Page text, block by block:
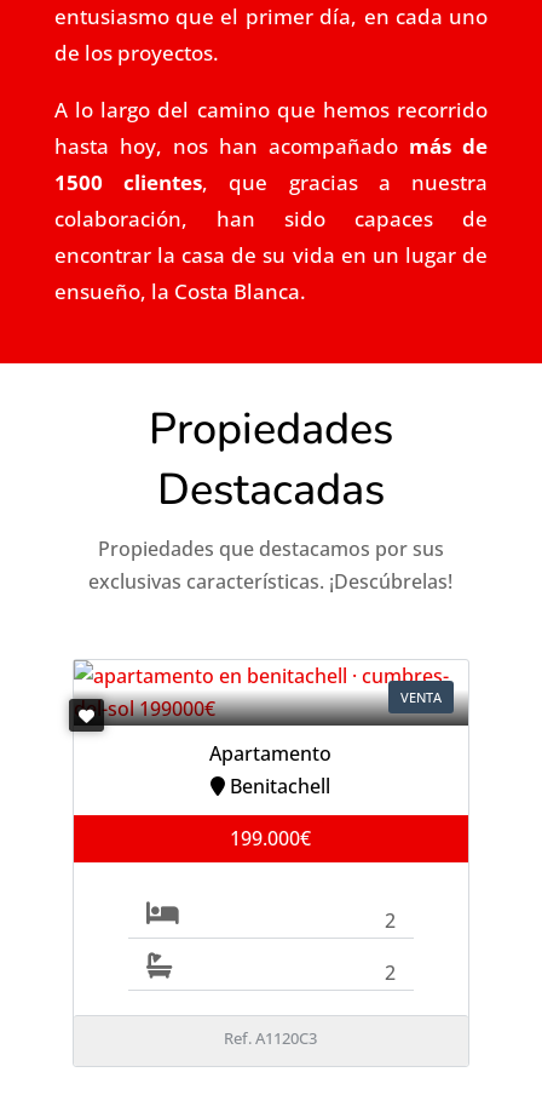
entusiasmo que el primer día, en cada uno
de los proyectos.
A lo largo del camino que hemos recorrido
hasta hoy, nos han acompañado más de
1500 clientes, que gracias a nuestra
colaboración, han sido capaces de
encontrar la casa de su vida en un lugar de
ensueño, la Costa Blanca.
Propiedades
Destacadas
Propiedades que destacamos por sus
exclusivas características. ¡Descúbrelas!
VENTA
Apartamento
Benitachell
199.000€
2
2
Ref. A1120C3